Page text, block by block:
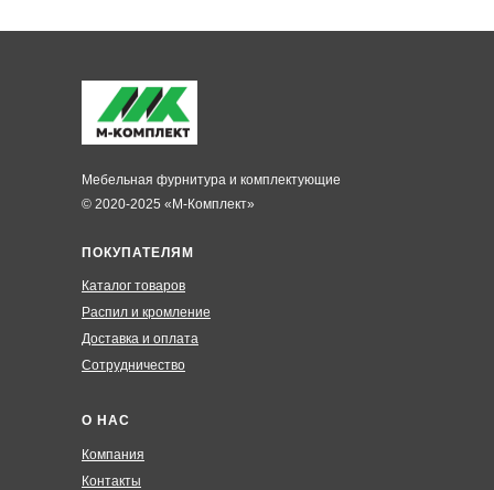
ПОКУПАТЕЛЯМ
Каталог товаров
Распил и кромление
Доставка и оплата
Сотрудничество
О НАС
Компания
Контакты
© 2020-2025 «М-Комплект»
Мебельная фурнитура и комплектующие